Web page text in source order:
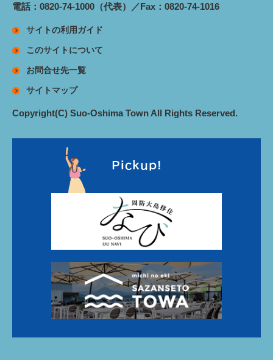
電話：0820-74-1000（代表）／Fax：0820-74-1016
サイトの利用ガイド
このサイトについて
お問合せ先一覧
サイトマップ
Copyright(C) Suo-Oshima Town All Rights Reserved.